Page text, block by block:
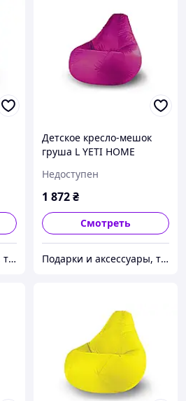
Подарки и аксессуары, товары для Вашего имиджа и комфорта.
Детское кресло-мешок
груша L YETI HOME
хлопок
Недоступен
1 872₴
Смотреть
Подарки и аксессуары, товары для Вашего имиджа и комфорта.